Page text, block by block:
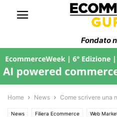
Fondato
Home News Come scrivere una
News Filiera Ecommerce Web